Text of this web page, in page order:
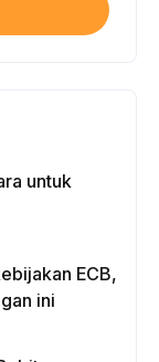
untuk
ECB,
ini